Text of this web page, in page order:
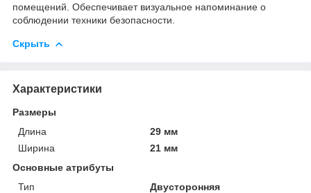
помещений. Обеспечивает визуальное напоминание о
соблюдении техники безопасности.
Скрыть
Характеристики
Размеры
Длина
29 мм
Ширина
21 мм
Основные атрибуты
Тип
Двусторонняя